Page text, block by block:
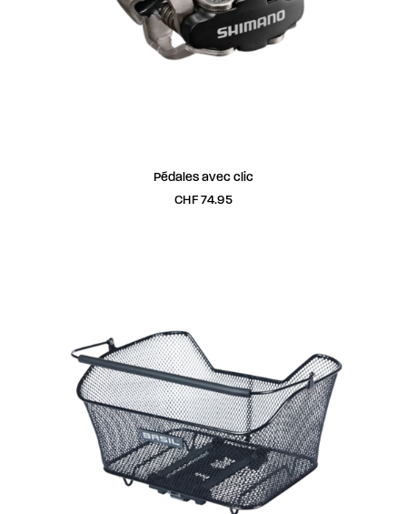
AJOUTER AU PANIER
Pédales avec clic
CHF74.95